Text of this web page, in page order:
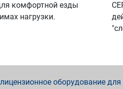
комфортной езды
нагрузки.
оборудование для